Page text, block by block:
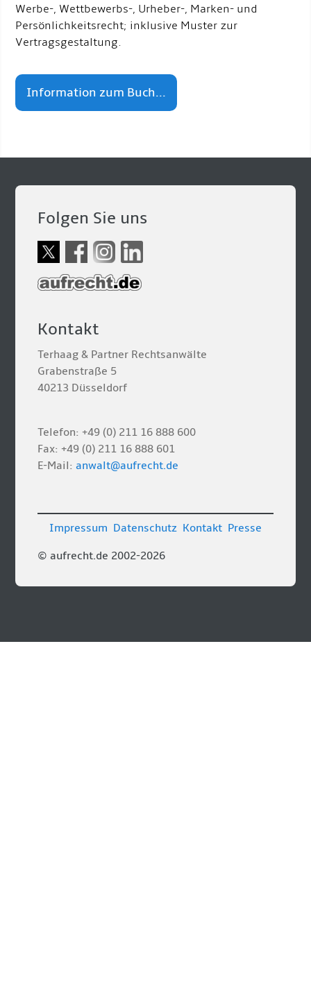
Werbe-, Wettbewerbs-, Urheber-, Marken- und
Persönlichkeitsrecht; inklusive Muster zur
Vertragsgestaltung.
Information zum Buch...
Folgen Sie uns
Kontakt
Terhaag & Partner Rechtsanwälte
Grabenstraße 5
40213 Düsseldorf
Telefon: +49 (0) 211 16 888 600
Fax: +49 (0) 211 16 888 601
E-Mail:anwalt@aufrecht.de
© aufrecht.de 2002-2026
Impressum Datenschutz Kontakt Presse